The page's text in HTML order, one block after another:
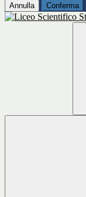
Annulla Conferma